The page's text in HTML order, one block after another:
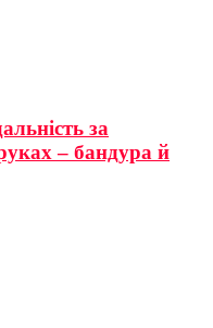
за
– бандура й